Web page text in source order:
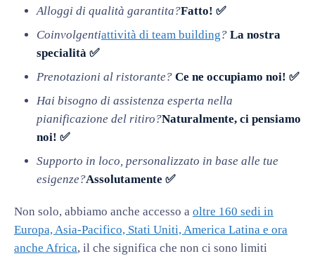
Alloggi di qualità garantita?Fatto! ✅
Coinvolgentiattività di team building? La nostra
specialità ✅
Prenotazioni al ristorante? Ce ne occupiamo noi! ✅
Hai bisogno di assistenza esperta nella
pianificazione del ritiro?Naturalmente, ci pensiamo
noi! ✅
Supporto in loco, personalizzato in base alle tue
esigenze?Assolutamente ✅
Non solo, abbiamo anche accesso a oltre 160 sedi in
Europa, Asia-Pacifico, Stati Uniti, America Latina e ora
anche Africa, il che significa che non ci sono limiti